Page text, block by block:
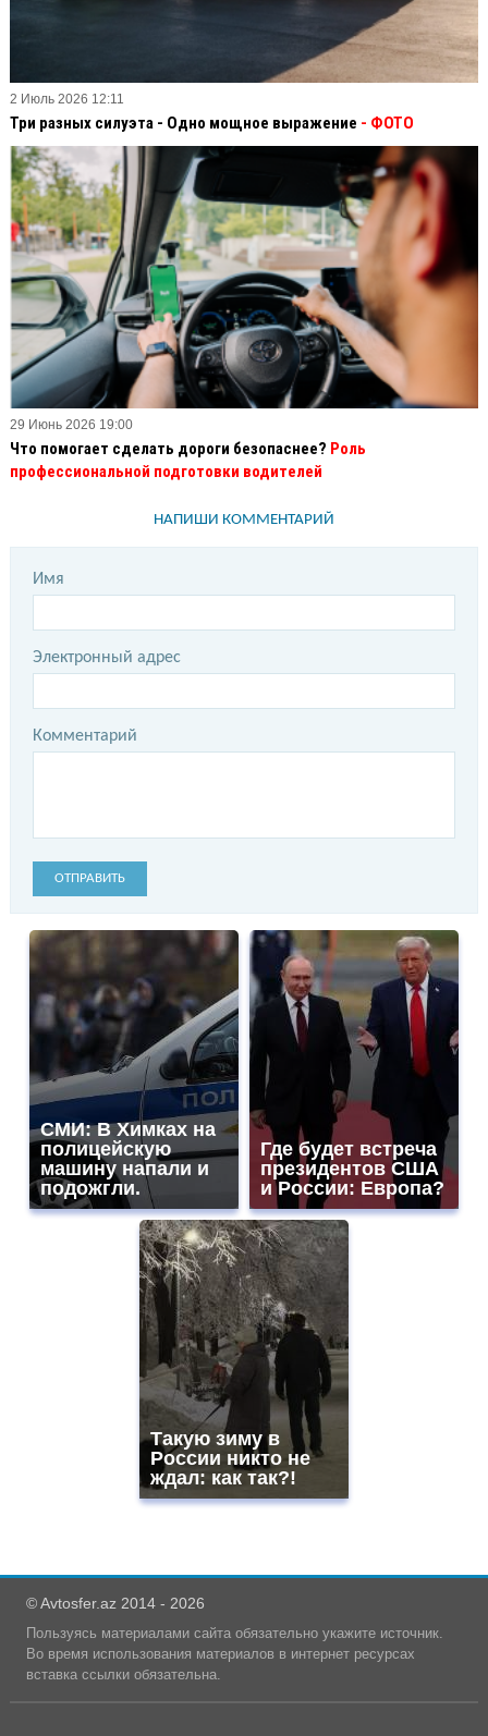
2 Июль 2026 12:11
Три разных силуэта - Одно мощное выражение - ФОТО
29 Июнь 2026 19:00
Что помогает сделать дороги безопаснее? Роль
профессиональной подготовки водителей
НАПИШИ КОММЕНТАРИЙ
Имя
Электронный адрес
Комментарий
ОТПРАВИТЬ
СМИ: В Химках на
полицейскую
машину напали и
подожгли.
Где будет встреча
президентов США
и России: Европа?
Такую зиму в
России никто не
ждал: как так?!
© Avtosfer.az 2014 - 2026
Пользуясь материалами сайта обязательно укажите источник.
Во время использования материалов в интернет ресурсах
вставка ссылки обязательна.